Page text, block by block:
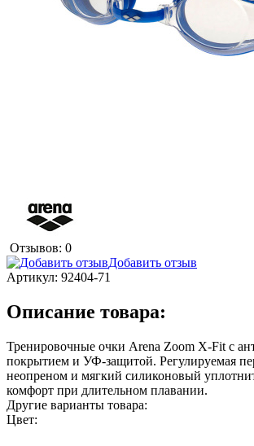
Отзывов: 0
Добавить отзыв
Артикул: 92404-71
Описание товара:
Тренировочные очки Arena Zoom X-Fit с
покрытием и УФ-защитой. Регулируемая
неопреном и мягкий силиконовый
комфорт при длительном плавании.
Другие варианты товара:
Цвет: